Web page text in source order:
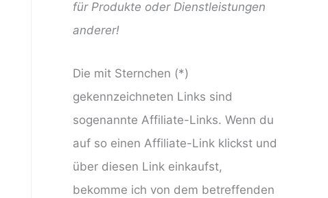
für Produkte oder Dienstleistungen
anderer!
Die mit Sternchen (*)
gekennzeichneten Links sind
sogenannte Affiliate-Links. Wenn du
auf so einen Affiliate-Link klickst und
über diesen Link einkaufst,
bekomme ich von dem betreffenden